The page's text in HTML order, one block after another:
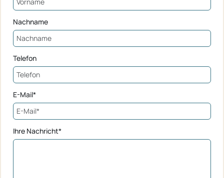
Nachname
Telefon
E-Mail*
Ihre Nachricht*